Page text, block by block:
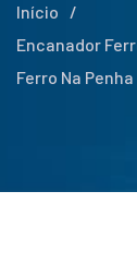
Início
/
Encanador
Ferro Na Penha